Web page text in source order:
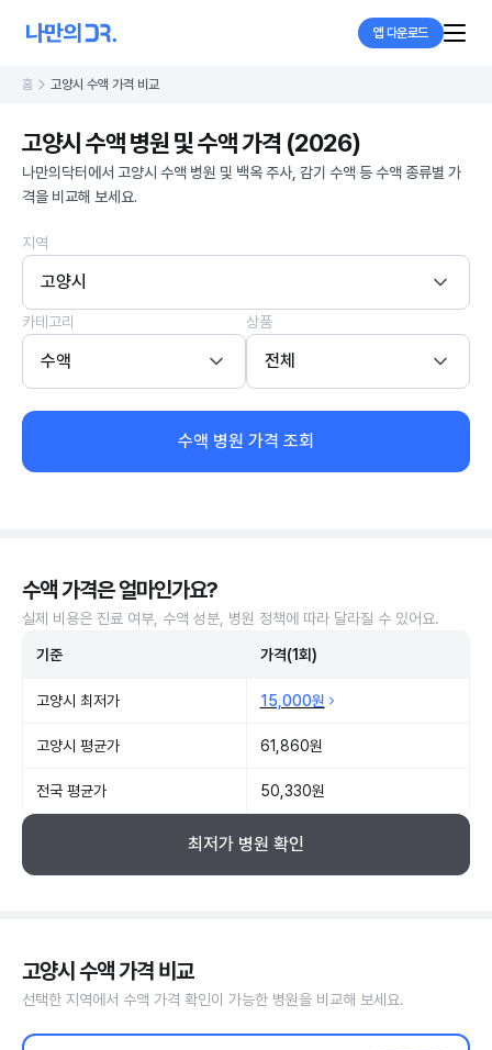
앱 다운로드
홈 고양시 수액 가격 비교
고양시 수액 병원 및 수액 가격 (2026)
나만의닥터에서 고양시 수액 병원 및 백옥 주사, 감기 수액 등 수액 종류별 가
격을 비교해 보세요.
지역
고양시
카테고리
수액
상품
전체
수액 병원 가격 조회
수액 가격은 얼마인가요?
실제 비용은 진료 여부, 수액 성분, 병원 정책에 따라 달라질 수 있어요.
기준 가격(1회)
고양시 최저가 15,000원
고양시 평균가 61,860원
전국 평균가 50,330원
최저가 병원 확인
고양시 수액 가격 비교
선택한 지역에서 수액 가격 확인이 가능한 병원을 비교해 보세요.